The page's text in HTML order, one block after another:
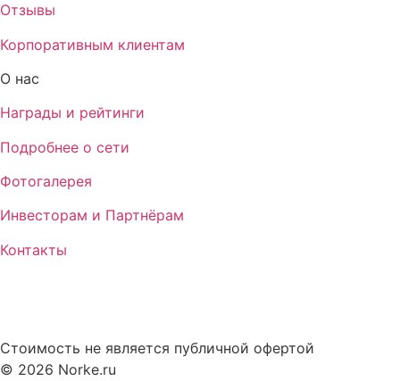
Отзывы
Корпоративным клиентам
О нас
Награды и рейтинги
Подробнее о сети
Фотогалерея
Инвесторам и Партнёрам
Контакты
Стоимость не является публичной офертой
© 2026 Norke.ru